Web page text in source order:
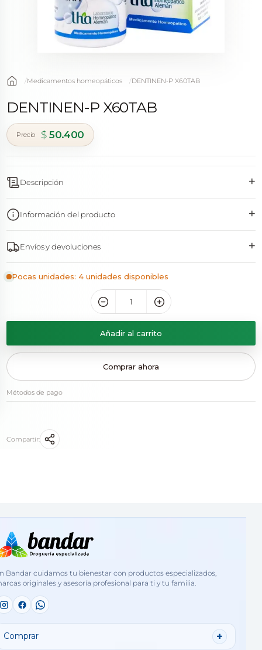
Medicamentos homeopáticos DENTINEN-P X60TAB
DENTINEN-P X60TAB
$50.400
Descripción +
Información del producto +
Envíos y devoluciones +
Pocas unidades: 4 unidades disponibles
Añadir al carrito
Comprar ahora
Métodos de pago
Compartir:
Bandar cuidamos tu bienestar con productos especializados,
originales y asesoría profesional para ti y tu familia.
Comprar